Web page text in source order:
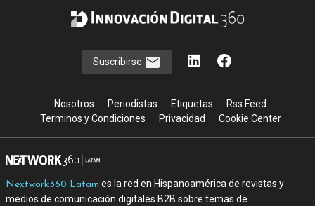
Suscribirse
Nosotros Periodistas Etiquetas
Rss Feed
Terminos y Condiciones
Privacidad Cookie Center
Nextwork360 Latam es la red en Hispanoamérica de revistas y
medios de comunicación digitales B2B sobre temas de